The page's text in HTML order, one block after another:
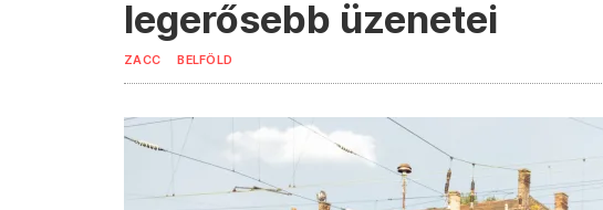
legerősebb üzenetei
ZACC BELFÖLD